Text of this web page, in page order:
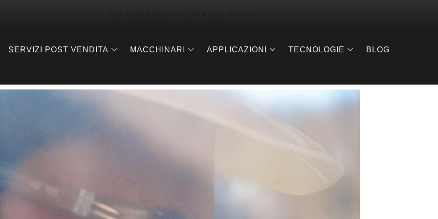
SERVIZI POST VENDITA MACCHINARI APPLICAZIONI TECNOLOGIE
BLOG